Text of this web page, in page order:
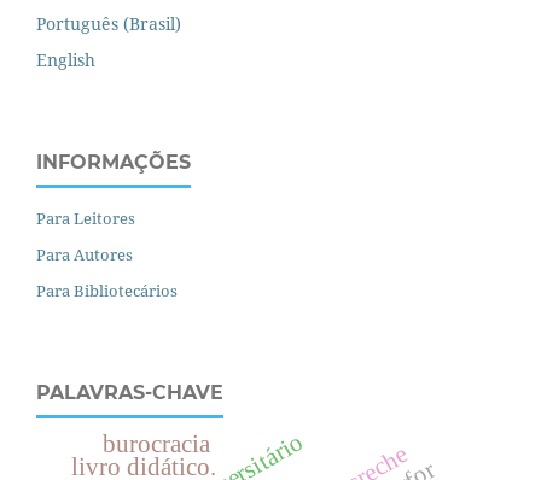
Português (Brasil)
English
INFORMAÇÕES
Para Leitores
Para Autores
Para Bibliotecários
PALAVRAS-CHAVE
livro didático. creche
burocracia